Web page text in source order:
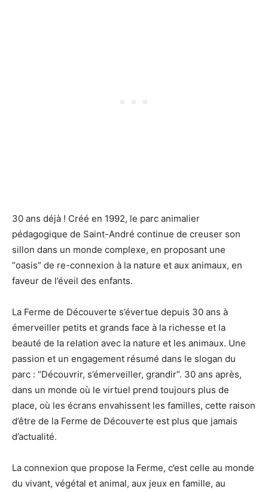
30 ans déjà ! Créé en 1992, le parc animalier
pédagogique de Saint-André continue de creuser son
sillon dans un monde complexe, en proposant une
“oasis” de re-connexion à la nature et aux animaux, en
faveur de l’éveil des enfants.
La Ferme de Découverte s’évertue depuis 30 ans à
émerveiller petits et grands face à la richesse et la
beauté de la relation avec la nature et les animaux. Une
passion et un engagement résumé dans le slogan du
parc : “Découvrir, s’émerveiller, grandir”. 30 ans après,
dans un monde où le virtuel prend toujours plus de
place, où les écrans envahissent les familles, cette raison
d’être de la Ferme de Découverte est plus que jamais
d’actualité.
La connexion que propose la Ferme, c’est celle au monde
du vivant, végétal et animal, aux jeux en famille, au